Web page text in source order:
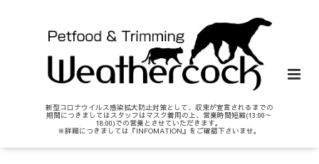
新型コロナウイルス感染拡大防止対策として、収束が宣言されるまでの
期間につきましてはスタッフはマスク着用の上、営業時間短縮(13:00～
18:00)での営業とさせていただきます。
※詳細につきましては『INFOMATION』をご確認下さいませ。